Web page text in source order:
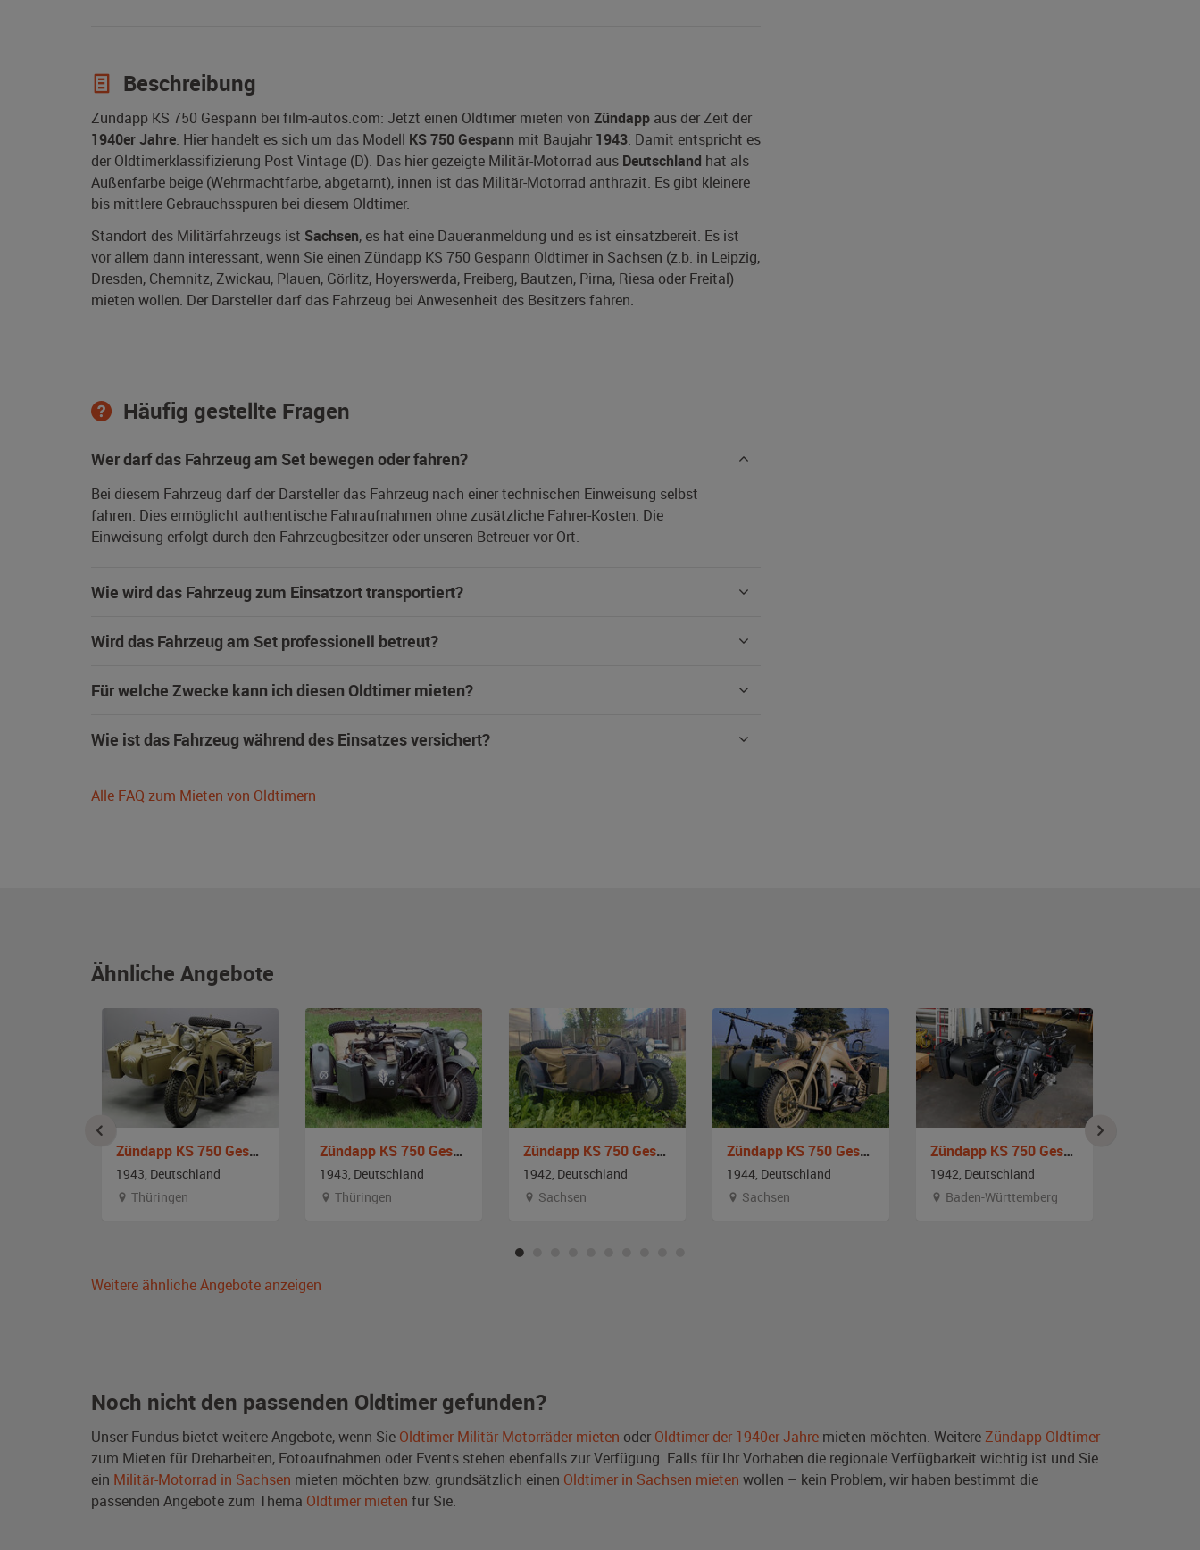
Beschreibung
Zündapp KS 750 Gespann bei film-autos.com: Jetzt einen Oldtimer mieten von Zündapp aus der Zeit der
1940er Jahre. Hier handelt es sich um das Modell KS 750 Gespann mit Baujahr 1943. Damit entspricht es
der Oldtimerklassifizierung Post Vintage (D). Das hier gezeigte Militär-Motorrad aus Deutschland hat als
Außenfarbe beige (Wehrmachtfarbe, abgetarnt), innen ist das Militär-Motorrad anthrazit. Es gibt kleinere
bis mittlere Gebrauchsspuren bei diesem Oldtimer.
Standort des Militärfahrzeugs ist Sachsen, es hat eine Daueranmeldung und es ist einsatzbereit. Es ist
vor allem dann interessant, wenn Sie einen Zündapp KS 750 Gespann Oldtimer in Sachsen (z.b. in Leipzig,
Dresden, Chemnitz, Zwickau, Plauen, Görlitz, Hoyerswerda, Freiberg, Bautzen, Pirna, Riesa oder Freital)
mieten wollen. Der Darsteller darf das Fahrzeug bei Anwesenheit des Besitzers fahren.
Häufig gestellte Fragen
Wer darf das Fahrzeug am Set bewegen oder fahren?
Bei diesem Fahrzeug darf der Darsteller das Fahrzeug nach einer technischen Einweisung selbst
fahren. Dies ermöglicht authentische Fahraufnahmen ohne zusätzliche Fahrer-Kosten. Die
Einweisung erfolgt durch den Fahrzeugbesitzer oder unseren Betreuer vor Ort.
Wie wird das Fahrzeug zum Einsatzort transportiert?
Wird das Fahrzeug am Set professionell betreut?
Für welche Zwecke kann ich diesen Oldtimer mieten?
Wie ist das Fahrzeug während des Einsatzes versichert?
Alle FAQ zum Mieten von Oldtimern
Ähnliche Angebote
Zündapp KS 750 Gespann
1943, Deutschland
Thüringen
Zündapp KS 750 Gespann
1943, Deutschland
Thüringen
Zündapp KS 750 Gespann
1942, Deutschland
Sachsen
Zündapp KS 750 Gespann
1944, Deutschland
Sachsen
Zündapp KS 750 Gespann
1942, Deutschland
Baden-Württemberg
Weitere ähnliche Angebote anzeigen
Noch nicht den passenden Oldtimer gefunden?
Unser Fundus bietet weitere Angebote, wenn Sie Oldtimer Militär-Motorräder mieten oder Oldtimer der 1940er Jahre mieten möchten. WeitereZündapp Oldtimer
zum Mieten für Dreharbeiten, Fotoaufnahmen oder Events stehen ebenfalls zur Verfügung. Falls für Ihr Vorhaben die regionale Verfügbarkeit wichtig ist und Sie
ein Militär-Motorrad in Sachsen mieten möchten bzw. grundsätzlich einen Oldtimer in Sachsen mieten wollen – kein Problem, wir haben bestimmt die
passenden Angebote zum Thema Oldtimer mieten für Sie.